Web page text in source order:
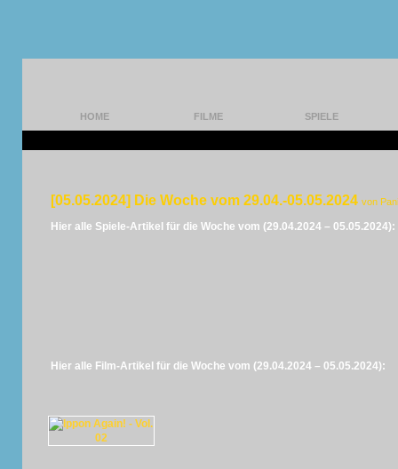
HOME FILME SPIELE
[05.05.2024] Die Woche vom 29.04.-05.05.2024 von
Hier alle Spiele-Artikel für die Woche vom (29.04.2024 – 05.05.2024):
Hier alle Film-Artikel für die Woche vom (29.04.2024 – 05.05.2024):